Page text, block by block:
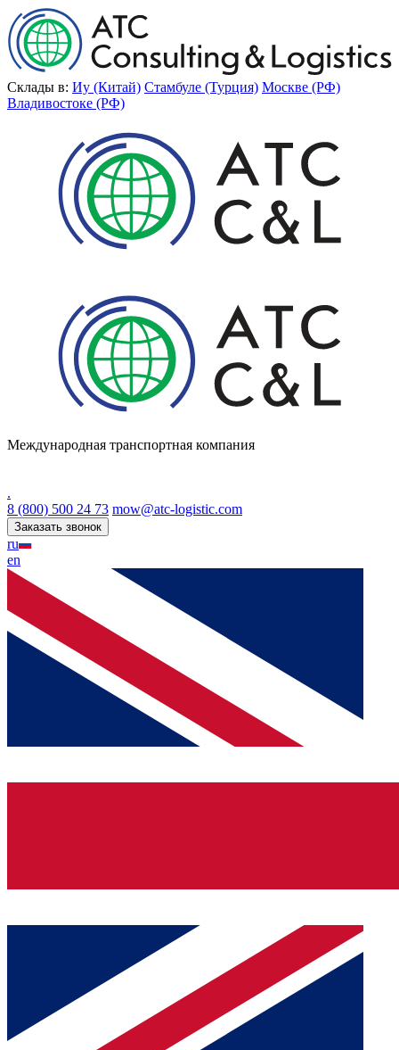
Склады в: Иу (Китай) Стамбуле (Турция) Москве (РФ)
Владивостоке (РФ)
Международная транспортная компания
.
8 (800) 500 24 73 mow@atc-logistic.com
Заказать звонок
ru
en